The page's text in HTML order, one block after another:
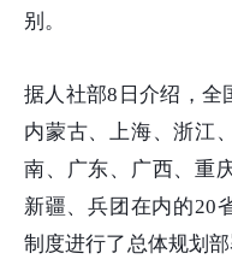
别。
据人社部8日介绍，全
内蒙古、上海、浙江
南、广东、广西、重
新疆、兵团在内的20
制度进行了总体规划